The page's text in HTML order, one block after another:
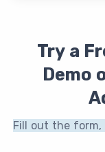
Try a
Demo
Fill out the form,